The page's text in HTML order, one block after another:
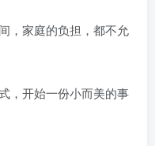
，家庭的负担，都不允
，开始一份小而美的事